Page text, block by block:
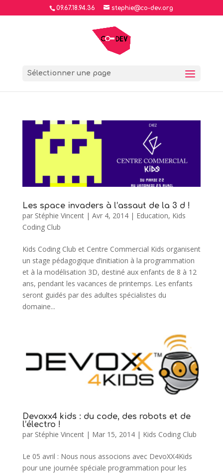
09.67.18.94.36 stephie@co-dev.org
Sélectionner une page
Les space invaders à l’assaut de la 3 d !
par Stéphie Vincent| Avr 4, 2014| Education, Kids
Coding Club
Kids Coding Club et Centre Commercial Kids organisent
un stage pédagogique d’initiation à la programmation
et à la modélisation 3D, destiné aux enfants de 8 à 12
ans, pendant les vacances de printemps. Les enfants
seront guidés par des adultes spécialistes du
domaine...
Devoxx4 kids : du code, des robots et de
l’électro !
par Stéphie Vincent| Mar 15, 2014| Kids Coding Club
Le 05 avril : Nous nous associons avec DevoXX4Kids
pour une journée spéciale programmation pour les